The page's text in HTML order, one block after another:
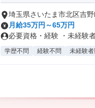
埼玉県さいたま市北区吉
月給35万円～65万円
必要資格・経験 ・未経験
学歴不問 経験不問 未経験者